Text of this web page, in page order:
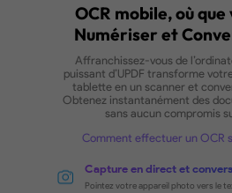
uniquement des
Grâce à une
la technologie MRC, ce
taille des fichiers
Comment rendre
Compression
Qualité